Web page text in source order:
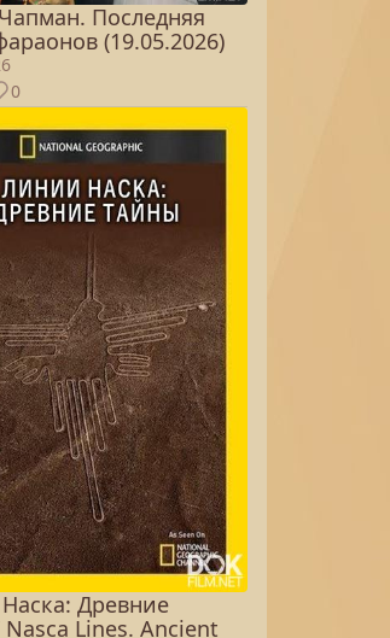
Последняя
(19.05.2026)
0
Древние
Lines. Ancient